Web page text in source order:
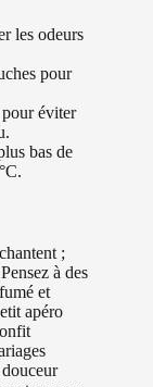
les odeurs
pour
pour éviter
bas de
;
à des
et
apéro